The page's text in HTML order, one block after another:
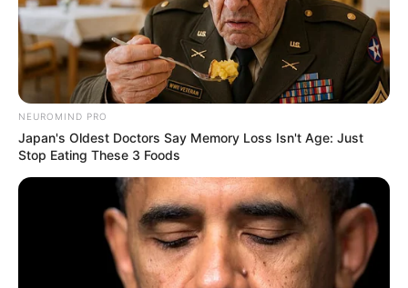
exhaustiva para determinar los móviles del crimen y dar
con los responsables.
Es importante recordar que,la subregión del Suroeste
antioqueño ha sido una de las más afectadas por
problemas de orden público. En lo que va del año, se
región.
Más noticias importantes
A prisión alias 'El Negro'; acusado de un doble homicidio
en Salgar: Desde una moto le disparó a las víctimas
NEUROMIND PRO
Japan's Oldest Doctors Say Memory Loss Isn't Age: Just
Stop Eating These 3 Foods